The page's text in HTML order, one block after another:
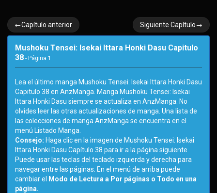
←Capítulo anterior Siguiente Capítulo→
Mushoku Tensei: Isekai Ittara Honki Dasu Capitulo
38 - Página 1
Lea el último manga Mushoku Tensei: Isekai Ittara Honki Dasu
Capitulo 38 en AnzManga. Manga Mushoku Tensei: Isekai
Ittara Honki Dasu siempre se actualiza en AnzManga. No
olvides leer las otras actualizaciones de manga. Una lista de
las colecciones de manga AnzManga se encuentra en el
menú Listado Manga.
Consejo: Haga clic en la imagen de Mushoku Tensei: Isekai
Ittara Honki Dasu Capítulo 38 para ir a la página siguiente.
Puede usar las teclas del teclado izquierda y derecha para
navegar entre las páginas. En el menú de arriba puede
cambiar el
Modo de Lectura a Por páginas o Todo en una
página.